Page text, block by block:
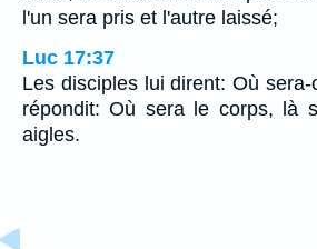
l'un sera pris et l'autre laissé;
Luc 17:37
Les disciples lui dirent: Où sera-
répondit: Où sera le corps, là
aigles.